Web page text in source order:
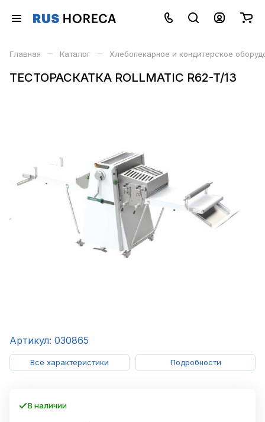
Главная – Каталог – Хлебопекарное и кондитерское
ТЕСТОРАСКАТКА ROLLMATIC R62-T/13
Артикул: 030865
Все характеристики Подробности
В наличии